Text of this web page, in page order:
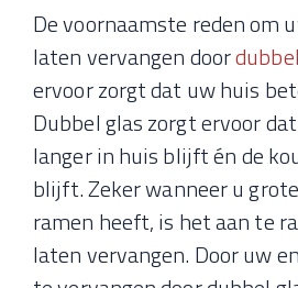
De voornaamste reden om
laten vervangen door
ervoor zorgt dat uw huis
Dubbel glas zorgt ervoor
langer in huis blijft én de
blijft. Zeker wanneer u
ramen heeft, is het aan te
laten vervangen. Door uw